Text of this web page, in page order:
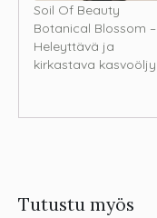
Soil Of Beauty
Botanical Blossom –
Heleyttävä ja
kirkastava kasvoöljy
Tutustu myös